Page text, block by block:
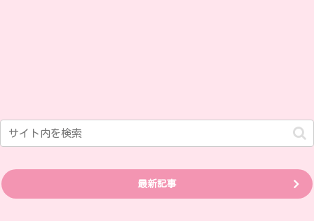
最新記事